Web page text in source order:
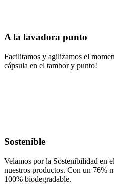
A la lavadora punto
Facilitamos y agilizamos el
cápsula en el tambor y punto!
Sostenible
Velamos por la Sostenibilidad en
nuestros productos. Con un 76%
100% biodegradable.